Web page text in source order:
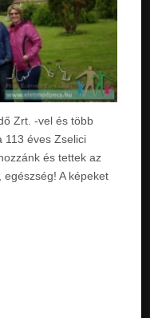
Zrt. -vel és több
113 éves Zselici
és tettek az
A képeket